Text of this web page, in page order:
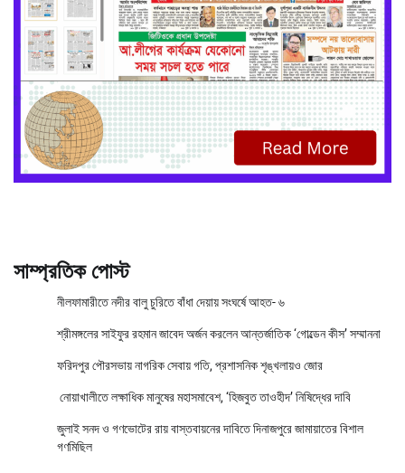
সাম্প্রতিক পোস্ট
নীলফামারীতে নদীর বালু চুরিতে বাঁধা দেয়ায় সংঘর্ষে আহত- ৬
শ্রীমঙ্গলের সাইফুর রহমান জাবেদ অর্জন করলেন আন্তর্জাতিক ‘গোল্ডেন কীস’ সম্মাননা
ফরিদপুর পৌরসভায় নাগরিক সেবায় গতি, প্রশাসনিক শৃঙ্খলায়ও জোর
নোয়াখালীতে লক্ষাধিক মানুষের মহাসমাবেশ, ‘হিজবুত তাওহীদ’ নিষিদ্ধের দাবি
জুলাই সনদ ও গণভোটের রায় বাস্তবায়নের দাবিতে দিনাজপুরে জামায়াতের বিশাল
গণমিছিল